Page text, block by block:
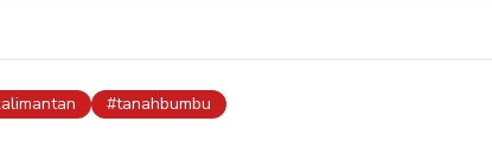
tanahbumbu